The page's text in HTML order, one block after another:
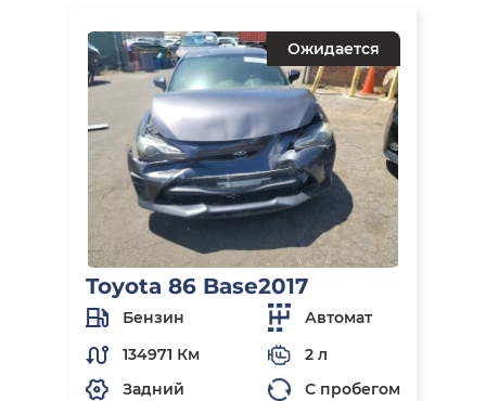
Ожидается
Toyota 86 Base2017
Бензин
Автомат
134971 Км
2 л
Задний
С пробегом